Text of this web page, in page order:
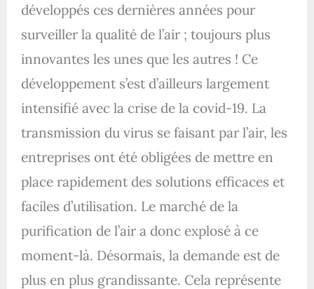
développés ces dernières années pour
surveiller la qualité de l’air ; toujours plus
innovantes les unes que les autres ! Ce
développement s’est d’ailleurs largement
intensifié avec la crise de la covid-19. La
transmission du virus se faisant par l’air, les
entreprises ont été obligées de mettre en
place rapidement des solutions efficaces et
faciles d’utilisation. Le marché de la
purification de l’air a donc explosé à ce
moment-là. Désormais, la demande est de
plus en plus grandissante. Cela représente